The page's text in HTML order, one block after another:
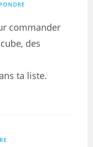
commander
des
ta liste.